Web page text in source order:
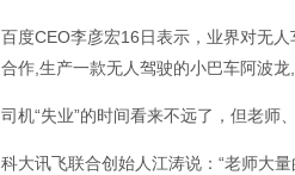
百度CEO李彦宏16日表示，业界对无
合作,生产一款无人驾驶的小巴车阿波
司机“失业”的时间看来不远了，但老师
科大讯飞联合创始人江涛说：“老师大